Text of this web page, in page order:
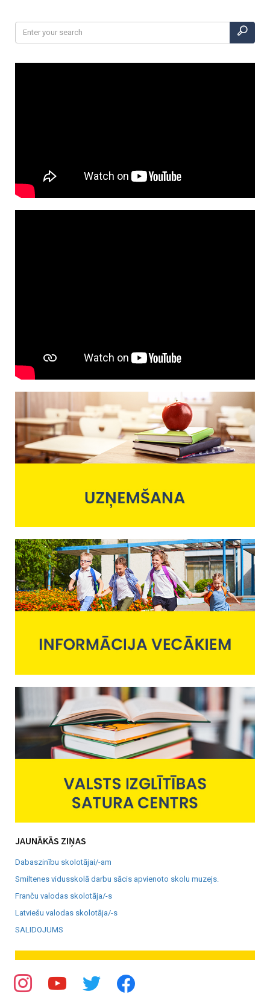
JAUNĀKĀS ZIŅAS
Dabaszinību skolotājai/-am
Smiltenes vidusskolā darbu sācis apvienoto skolu muzejs.
Franču valodas skolotāja/-s
Latviešu valodas skolotāja/-s
SALIDOJUMS